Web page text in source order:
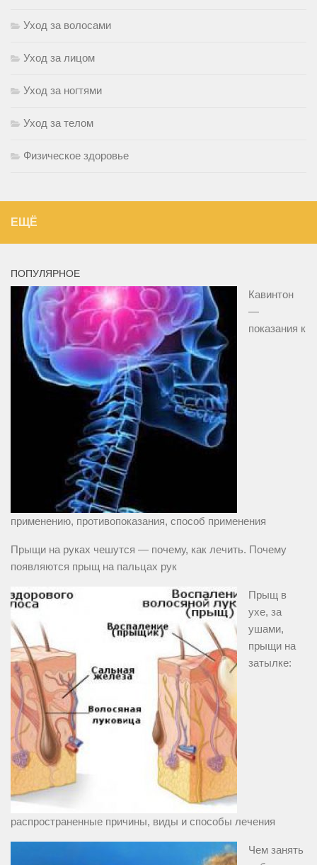
Уход за волосами
Уход за лицом
Уход за ногтями
Уход за телом
Физическое здоровье
ЕЩЁ
ПОПУЛЯРНОЕ
Кавинтон
—
показания к
применению, противопоказания, способ применения
Прыщи на руках чешутся — почему, как лечить. Почему
появляются прыщ на пальцах рук
Прыщ в
ухе, за
ушами,
прыщи на
затылке:
распространенные причины, виды и способы лечения
Чем занять